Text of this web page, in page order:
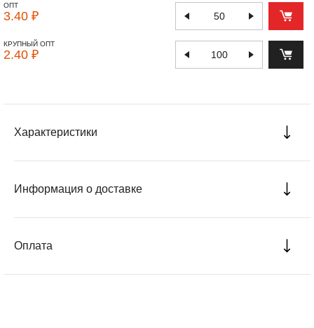
ОПТ
3.40 ₽
КРУПНЫЙ ОПТ
2.40 ₽
Характеристики
Информация о доставке
Оплата